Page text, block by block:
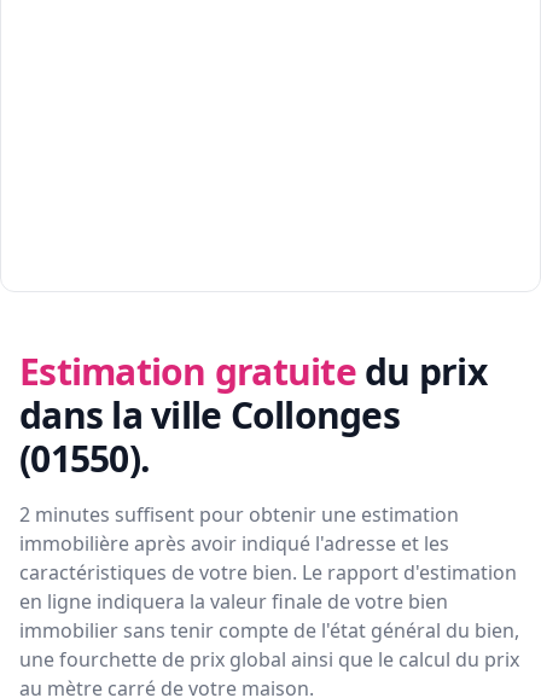
Estimation gratuite du prix
dans la ville Collonges
(01550).
2 minutes suffisent pour obtenir une estimation
immobilière après avoir indiqué l'adresse et les
caractéristiques de votre bien. Le rapport d'estimation
en ligne indiquera la valeur finale de votre bien
immobilier sans tenir compte de l'état général du bien,
une fourchette de prix global ainsi que le calcul du prix
au mètre carré de votre maison.